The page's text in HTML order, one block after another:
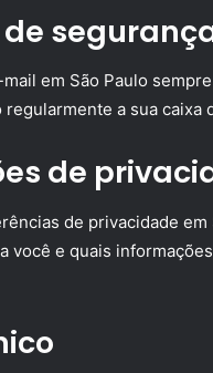
em São Paulo
a sua
de
de privacidade
você e quais